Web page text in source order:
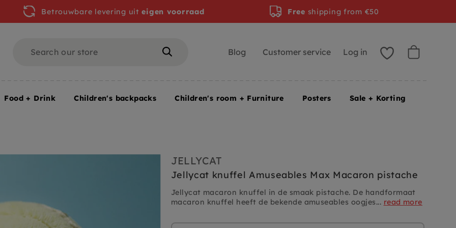
JELLYCAT
Jellycat knuffel Amuseables Max Macaron pistache
Jellycat macaron knuffel in de smaak pistache. De handformaat
macaron knuffel heeft de bekende amuseables oogjes... read more
Betrouwbare levering uiteigen voorraad Free shipping from €50
Blog Customer service Log in
Food + Drink Children's backpacks Children's room + Furniture Posters Sale + Korting